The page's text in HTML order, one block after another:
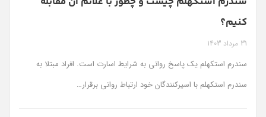
کنیم؟
31 مرداد 1403
سندرم استکهلم یک پاسخ روانی به شرایط اسارت است. افراد مبتلا به
سندرم استکهلم با اسیرکنندگان خود ارتباط روانی برقرار…